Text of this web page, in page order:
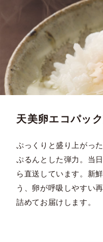
天美卵エコパッ
ぷっくりと盛り上がっ
ぷるんとした弾力。当
ら直送しています。新
う、卵が呼吸しやすい
詰めてお届けします。